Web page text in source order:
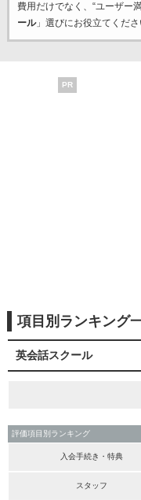
費用だけでなく、“ユーザー
ール」選びにお役立てくださ
PR
項目別ランキング
英会話スクール
評価項目別ランキング
入会手続き・特典
スタッフ